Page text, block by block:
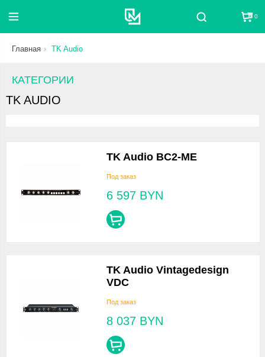
Поиск 0
Главная TK Audio
КАТЕГОРИИ
TK AUDIO
TK Audio BC2-ME
Под заказ
6 597 BYN
TK Audio Vintagedesign
VDC
Под заказ
8 037 BYN